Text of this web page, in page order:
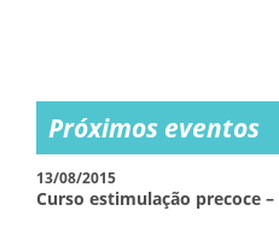
Próximos eventos
13/08/2015
Curso estimulação precoce –